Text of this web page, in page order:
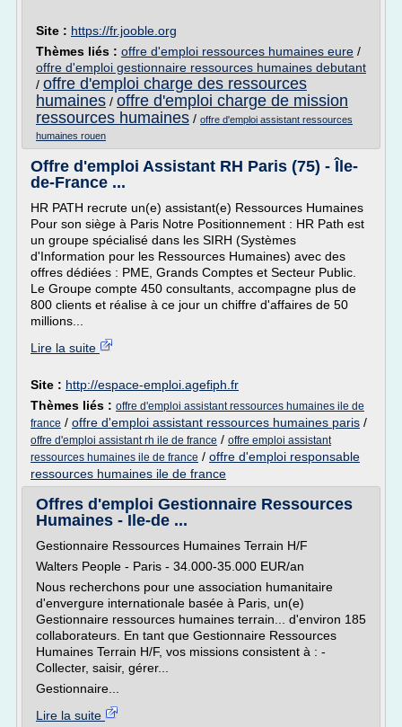
Site : https://fr.jooble.org
Thèmes liés : offre d'emploi ressources humaines eure /
offre d'emploi gestionnaire ressources humaines debutant
/ offre d'emploi charge des ressources
humaines / offre d'emploi charge de mission
ressources humaines / offre d'emploi assistant ressources
humaines rouen
Offre d'emploi Assistant RH Paris (75) - Île-
de-France ...
HR PATH recrute un(e) assistant(e) Ressources Humaines
Pour son siège à Paris Notre Positionnement : HR Path est
un groupe spécialisé dans les SIRH (Systèmes
d'Information pour les Ressources Humaines) avec des
offres dédiées : PME, Grands Comptes et Secteur Public.
Le Groupe compte 450 consultants, accompagne plus de
800 clients et réalise à ce jour un chiffre d'affaires de 50
millions...
Lire la suite
Site : http://espace-emploi.agefiph.fr
Thèmes liés : offre d'emploi assistant ressources humaines ile de
france / offre d'emploi assistant ressources humaines paris /
offre d'emploi assistant rh ile de france / offre emploi assistant
ressources humaines ile de france / offre d'emploi responsable
ressources humaines ile de france
Offres d'emploi Gestionnaire Ressources
Humaines - Ile-de ...
Gestionnaire Ressources Humaines Terrain H/F
Walters People - Paris - 34.000-35.000 EUR/an
Nous recherchons pour une association humanitaire
d'envergure internationale basée à Paris, un(e)
Gestionnaire ressources humaines terrain... d'environ 185
collaborateurs. En tant que Gestionnaire Ressources
Humaines Terrain H/F, vos missions consistent à : -
Collecter, saisir, gérer...
Gestionnaire...
Lire la suite